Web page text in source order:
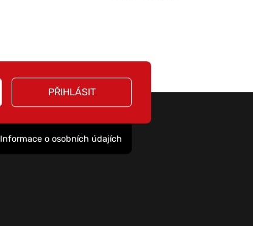
PŘIHLÁSIT
Informace o osobních údajích